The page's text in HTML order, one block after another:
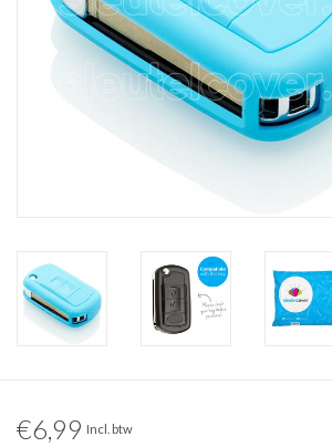
€6,99 Incl. btw